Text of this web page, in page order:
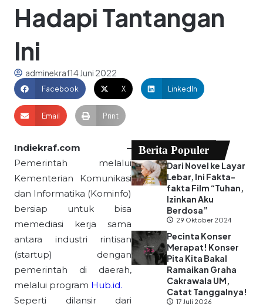
Hadapi Tantangan
Ini
adminekraf14 Juni 2022
Facebook X LinkedIn
Email Print
Indiekraf.com –
Pemerintah melalui
Kementerian Komunikasi
dan Informatika (Kominfo)
bersiap untuk bisa
memediasi kerja sama
antara industri rintisan
(startup) dengan
pemerintah di daerah,
melalui program Hub.id.
Seperti dilansir dari
Berita Populer
Dari Novel ke Layar
Lebar, Ini Fakta-
fakta Film “Tuhan,
Izinkan Aku
Berdosa”
29 Oktober 2024
Pecinta Konser
Merapat! Konser
Pita Kita Bakal
Ramaikan Graha
Cakrawala UM,
Catat Tanggalnya!
17 Juli 2026